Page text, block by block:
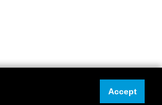
Accept